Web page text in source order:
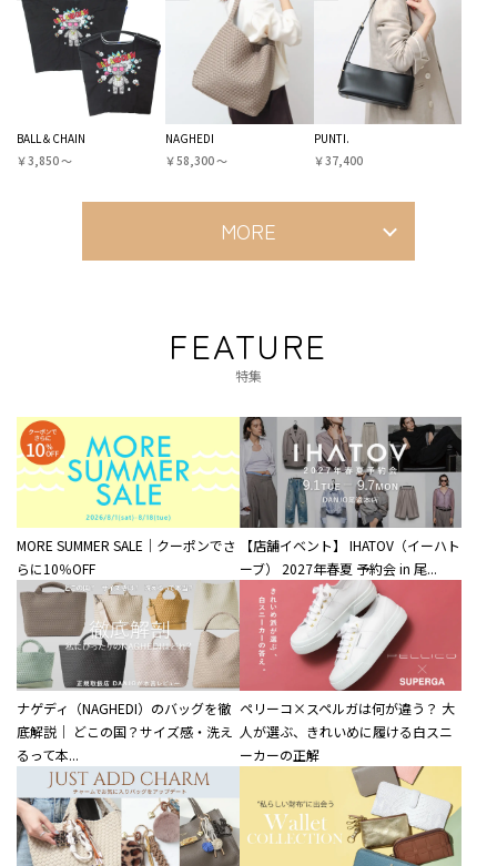
BALL＆CHAIN
￥3,850 〜
NAGHEDI
￥58,300 〜
PUNTI.
￥37,400
MORE
FEATURE
特集
MORE SUMMER SALE｜クーポンでさ
らに10％OFF
【店舗イベント】 IHATOV（イーハト
ーブ） 2027年春夏 予約会 in 尾...
ナゲディ（NAGHEDI）のバッグを徹
底解説｜ どこの国？サイズ感・洗え
るって本...
ペリーコ×スペルガは何が違う？ 大
人が選ぶ、きれいめに履ける白スニ
ーカーの正解